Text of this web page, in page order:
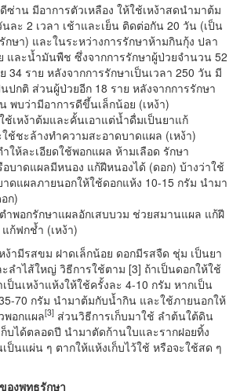
ซ่าน มีอาการตัวเหลือง ให้ใช้เหง้าสดนำมาต้ม
ละ 2 เวลา เช้าและเย็น ติดต่อกัน 20 วัน (เป็น
กษา) และในระหว่างการรักษาห้ามกินกุ้ง ปลา
และน้ำมันพืช ซึ่งจากการรักษาผู้ป่วยจำนวน 52
34 ราย หลังจากการรักษาเป็นเวลา 250 วัน มี
ปกติ ส่วนผู้ป่วยอีก 18 ราย หลังจากการรักษา
พบว่ามีอาการดีขึ้นเล็กน้อย (เหง้า)
ช้เหง้าต้มและคั้นเอาแต่น้ำดื่มเป็นยาแก้
ช้ชะล้างทำความสะอาดบาดแผล (เหง้า)
ให้ละเอียดใช้พอกแผล ห้ามเลือด รักษา
บาดแผลมีหนอง แก้ฝีหนองได้ (ดอก) บ้างว่าใช้
าดแผลภายนอกให้ใช้ดอกแห้ง 10-15 กรัม นำมา
ก)
ำพอกรักษาแผลอักเสบบวม ช่วยสมานแผล แก้ฝี
ก้ฟกช้ำ (เหง้า)
ง้ามีรสขม ฝาดเล็กน้อย ดอกมีรสจืด ชุ่ม เป็นยา
ลำไส้ใหญ่ วิธีการใช้ตาม [3] ถ้าเป็นดอกให้ใช้
ป็นเหง้าแห้งให้ใช้ครั้งละ 4-10 กรัม หากเป็น
70 กรัม นำมาต้มกับน้ำกิน และใช้ภายนอกให้
พอกแผล[3] ส่วนวิธีการเก็บมาใช้ ลำต้นใต้ดิน
บได้ตลอดปี นำมาตัดก้านใบและรากฝอยทิ้ง
ป็นแผ่น ๆ ตากให้แห้งเก็บไว้ใช้ หรือจะใช้สด ๆ
องพุทธรักษา